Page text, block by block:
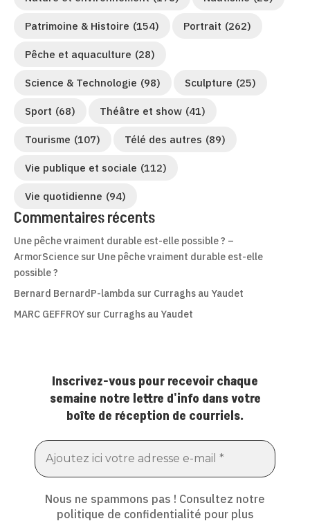
Patrimoine & Histoire (154) Portrait (262)
Pêche et aquaculture (28)
Science & Technologie (98) Sculpture (25)
Sport (68) Théâtre et show (41)
Tourisme (107) Télé des autres (89)
Vie publique et sociale (112)
Vie quotidienne (94)
Commentaires récents
Une pêche vraiment durable est-elle possible ? –
ArmorScience sur Une pêche vraiment durable est-elle
possible ?
Bernard BernardP-lambda sur Curraghs au Yaudet
MARC GEFFROY sur Curraghs au Yaudet
Inscrivez-vous pour recevoir chaque
semaine notre lettre d'info dans votre
boîte de réception de courriels.
Nous ne spammons pas ! Consultez notre
politique de confidentialité pour plus